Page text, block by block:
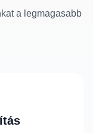
a legmagasabb